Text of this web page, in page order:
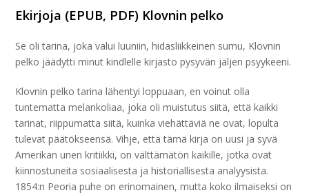
Ekirjoja (EPUB, PDF) Klovnin pelko
Se oli tarina, joka valui luuniin, hidasliikkeinen sumu, Klovnin
pelko jäädytti minut kindlelle kirjasto pysyvän jäljen psyykeeni.
Klovnin pelko tarina lähentyi loppuaan, en voinut olla
tuntematta melankoliaa, joka oli muistutus siitä, että kaikki
tarinat, riippumatta siitä, kuinka viehättäviä ne ovat, lopulta
tulevat päätökseensä. Vihje, että tämä kirja on uusi ja syvä
Amerikan unen kritiikki, on välttämätön kaikille, jotka ovat
kiinnostuneita sosiaalisesta ja historiallisesta analyysista.
1854:n Peoria puhe on erinomainen, mutta koko ilmaiseksi on